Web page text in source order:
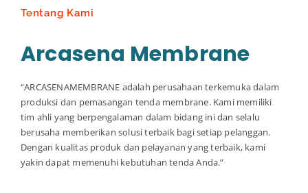
Tentang Kami
Arcasena Membrane
“ARCASENAMEMBRANE adalah perusahaan terkemuka dalam
produksi dan pemasangan tenda membrane. Kami memiliki
tim ahli yang berpengalaman dalam bidang ini dan selalu
berusaha memberikan solusi terbaik bagi setiap pelanggan.
Dengan kualitas produk dan pelayanan yang terbaik, kami
yakin dapat memenuhi kebutuhan tenda Anda.”